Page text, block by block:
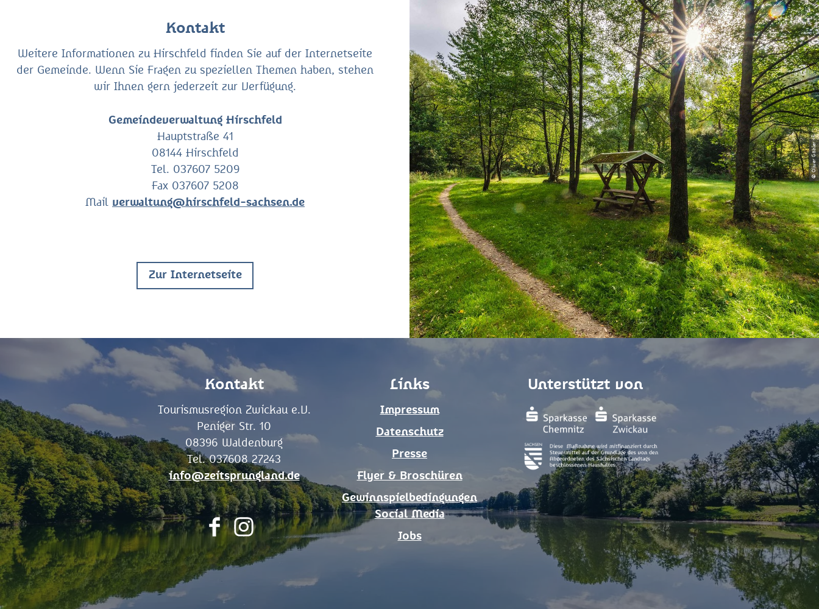
Kontakt
Weitere Informationen zu Hirschfeld finden Sie auf der Internetseite
der Gemeinde. Wenn Sie Fragen zu speziellen Themen haben, stehen
wir Ihnen gern jederzeit zur Verfügung.
Gemeindeverwaltung Hirschfeld
Hauptstraße 41
08144 Hirschfeld
Tel. 037607 5209
Fax 037607 5208
Mail verwaltung@hirschfeld-sachsen.de
Zur Internetseite
© Oliver Göhler
Kontakt
Tourismusregion Zwickau e.V.
Peniger Str. 10
08396 Waldenburg
Tel. 037608 27243
info@zeitsprungland.de
F
a
c
I
n
Links
Impressum
Datenschutz
Presse
Flyer & Broschüren
Gewinnspielbedingungen
Social Media
Jobs
Unterstützt von